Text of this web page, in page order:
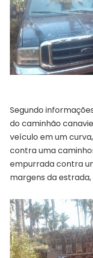
Segundo
do caminhão
veículo em um
contra uma
empurrada contra
margens da